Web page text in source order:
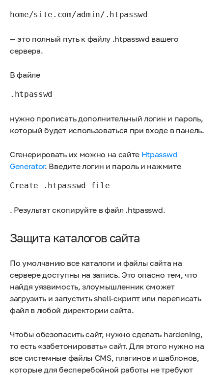
home/site.com/admin/.htpasswd
— это полный путь к файлу .htpasswd вашего
сервера.
В файле
.htpasswd
нужно прописать дополнительный логин и пароль,
который будет использоваться при входе в панель.
Сгенерировать их можно на сайте Htpasswd
Generator. Введите логин и пароль и нажмите
Create .htpasswd file
. Результат скопируйте в файл .htpasswd.
Защита каталогов сайта
По умолчанию все каталоги и файлы сайта на
сервере доступны на запись. Это опасно тем, что
найдя уязвимость, злоумышленник сможет
загрузить и запустить shell-скрипт или переписать
файл в любой директории сайта.
Чтобы обезопасить сайт, нужно сделать hardening,
то есть «забетонировать» сайт. Для этого нужно на
все системные файлы CMS, плагинов и шаблонов,
которые для бесперебойной работы не требуют